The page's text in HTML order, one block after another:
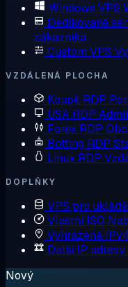
Windows VPS
Dedikované
zákazníka
Custom VPS
VZDÁLENÁ PLOCHA
Koupit RDP
USA RDP
Forex RDP
Botting RDP
Linux RDP
DOPLŇKY
VPS pro
Vlastní ISO
Vyhrazená
Další IP adresy
Nový